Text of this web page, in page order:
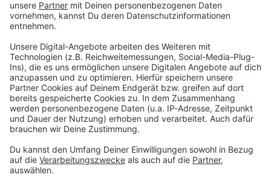
Du möchtest uns etwas sagen?
Studio Hotline
Kontaktformular